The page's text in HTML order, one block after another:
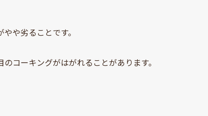
や劣ることです。
コーキングがはがれることがあります。